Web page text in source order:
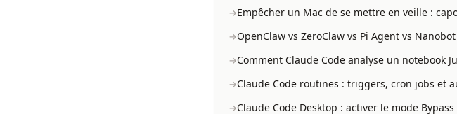
Empêcher un Mac de se mettre en veille :
OpenClaw vs ZeroClaw vs Pi Agent vs
Comment Claude Code analyse un notebook
Claude Code routines : triggers, cron jobs et
Claude Code Desktop : activer le mode